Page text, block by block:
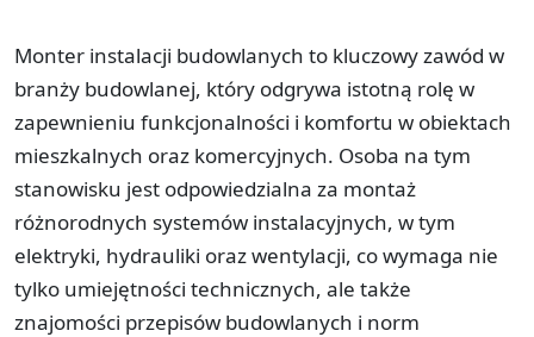
Monter instalacji budowlanych to kluczowy zawód w
branży budowlanej, który odgrywa istotną rolę w
zapewnieniu funkcjonalności i komfortu w obiektach
mieszkalnych oraz komercyjnych. Osoba na tym
stanowisku jest odpowiedzialna za montaż
różnorodnych systemów instalacyjnych, w tym
elektryki, hydrauliki oraz wentylacji, co wymaga nie
tylko umiejętności technicznych, ale także
znajomości przepisów budowlanych i norm